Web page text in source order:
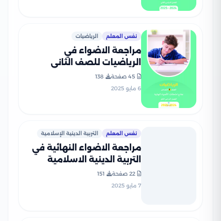
نفس المعلم الرياضيات
مراجعة الاضواء في
الرياضيات للصف الثاني
PDF بالاجابات
45 صفحة
138
6 مايو 2025
نفس المعلم التربية الدينية الإسلامية
مراجعة الاضواء النهائية في
التربية الدينية الاسلامية
للصف الثاني الإعدادي الترم
الثاني 2025 PDF بالاجابات
22 صفحة
151
7 مايو 2025